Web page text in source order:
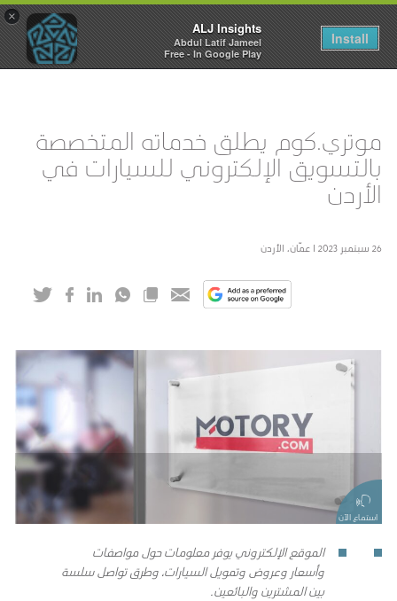
×
ALJ Insights
Abdul Latif Jameel
Free - In Google Play
Install
Toggle
navigation
موتري.كوم يطلق خدماته المتخصصة
بالتسويق الإلكتروني للسيارات في
الأردن
26 سبتمبر 2023 I عمّان، الأردن
استماع الآن
الموقع الإلكتروني يوفر معلومات حول مواصفات
وأسعار وعروض وتمويل السيارات، وطرق تواصل سلسة
بين المشترين والبائعين.